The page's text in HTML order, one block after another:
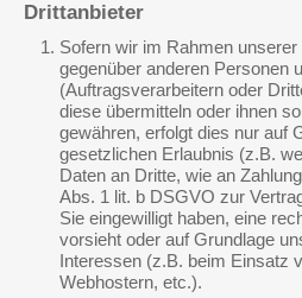
Drittanbieter
Sofern wir im Rahmen
gegenüber anderen Personen
(Auftragsverarbeitern oder
diese übermitteln oder ihnen
gewähren, erfolgt dies nur auf
gesetzlichen Erlaubnis (z.B.
Daten an Dritte, wie an
Abs. 1 lit. b DSGVO zur
Sie eingewilligt haben, eine
vorsieht oder auf Grundlage
Interessen (z.B. beim Einsatz
Webhostern, etc.).